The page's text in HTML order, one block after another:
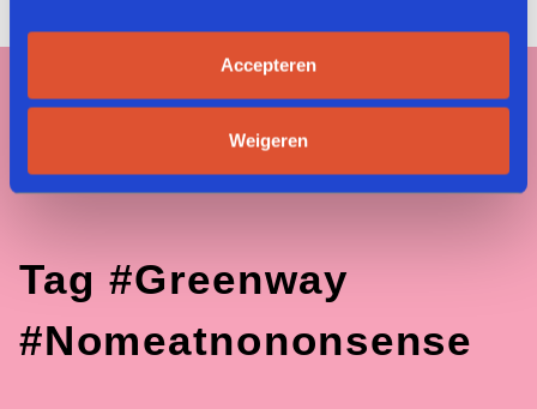
Accepteren
Weigeren
Tag #greenway
#nomeatnononsense